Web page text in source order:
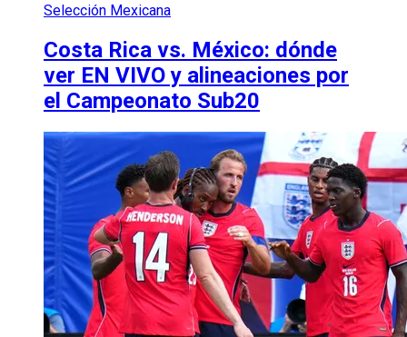
Selección Mexicana
Costa Rica vs. México: dónde
ver EN VIVO y alineaciones por
el Campeonato Sub20